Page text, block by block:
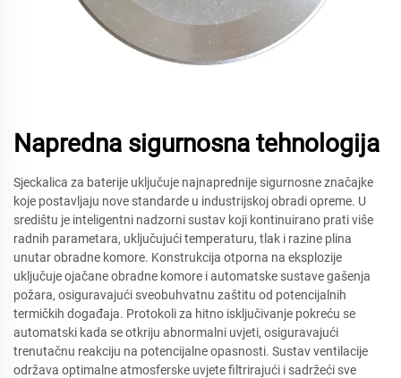
Napredna sigurnosna tehnologija
Sjeckalica za baterije uključuje najnaprednije sigurnosne značajke
koje postavljaju nove standarde u industrijskoj obradi opreme. U
središtu je inteligentni nadzorni sustav koji kontinuirano prati više
radnih parametara, uključujući temperaturu, tlak i razine plina
unutar obradne komore. Konstrukcija otporna na eksplozije
uključuje ojačane obradne komore i automatske sustave gašenja
požara, osiguravajući sveobuhvatnu zaštitu od potencijalnih
termičkih događaja. Protokoli za hitno isključivanje pokreću se
automatski kada se otkriju abnormalni uvjeti, osiguravajući
trenutačnu reakciju na potencijalne opasnosti. Sustav ventilacije
održava optimalne atmosferske uvjete filtrirajući i sadržeći sve